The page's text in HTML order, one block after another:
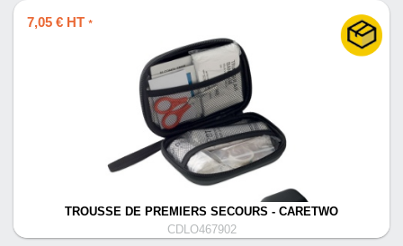
7,05 € HT *
TROUSSE DE PREMIERS SECOURS - CARETWO
CDLO467902